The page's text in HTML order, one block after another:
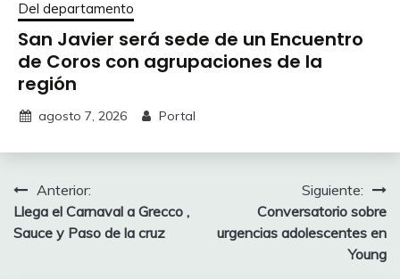
Del departamento
San Javier será sede de un Encuentro
de Coros con agrupaciones de la
región
agosto 7, 2026 Portal
Navegación
de
Anterior:
Llega el Carnaval a Grecco ,
Sauce y Paso de la cruz
Siguiente:
Conversatorio sobre
urgencias adolescentes en
Young